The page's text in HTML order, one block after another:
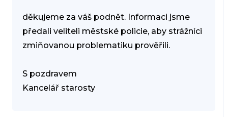
děkujeme za váš podnět. Informaci jsme
předali veliteli městské policie, aby strážníci
zmiňovanou problematiku prověřili.
S pozdravem
Kancelář starosty